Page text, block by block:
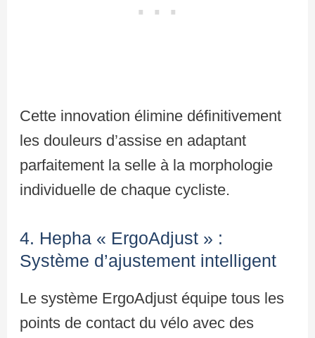
Cette innovation élimine définitivement
les douleurs d’assise en adaptant
parfaitement la selle à la morphologie
individuelle de chaque cycliste.
4. Hepha « ErgoAdjust » :
Système d’ajustement intelligent
Le système ErgoAdjust équipe tous les
points de contact du vélo avec des